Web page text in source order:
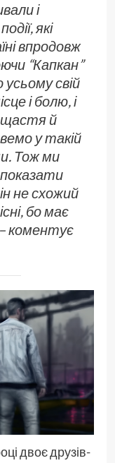
і
які
впродовж
“Капкан”
свій
і болю, і
щастя й
у такій
Тож ми
не схожий
бо має
коментує
двоє друзів-